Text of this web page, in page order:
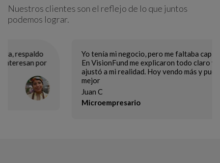
Nuestros clientes son el reflejo de lo que juntos
podemos lograr.
Yo tenía mi negocio, pero me faltaba capital para crecer.
En VisionFund me explicaron todo claro y el crédito se
ajustó a mi realidad. Hoy vendo más y puedo planificar
mejor
Juan C
Microempresario